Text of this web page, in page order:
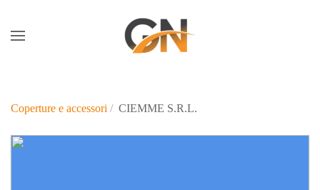
Skip to main content
Coperture e accessori CIEMME S.R.L.